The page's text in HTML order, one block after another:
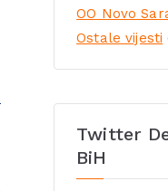
OO Novo
Ostale vijesti
Twitter
BiH